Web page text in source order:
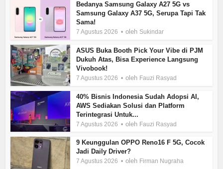
Bedanya Samsung Galaxy A27 5G vs
Samsung Galaxy A37 5G, Serupa Tapi Tak
Sama!
7 Agustus 2026 oleh Sukindar
ASUS Buka Booth Pick Your Vibe di PJM
Dukuh Atas, Bisa Experience Langsung
Vivobook!
7 Agustus 2026 oleh Fauzi Rasyad
40% Bisnis Indonesia Sudah Adopsi AI,
AWS Sediakan Solusi dan Platform
Terintegrasi Untuk...
7 Agustus 2026 oleh Fauzi Rasyad
9 Keunggulan OPPO Reno16 F 5G, Cocok
Jadi Daily Driver?
7 Agustus 2026 oleh Firman Nugraha